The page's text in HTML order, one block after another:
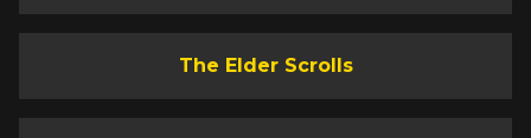
The Elder Scrolls